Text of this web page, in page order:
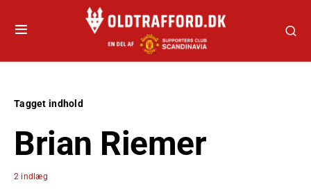
Tagget indhold
Brian Riemer
2 indlæg